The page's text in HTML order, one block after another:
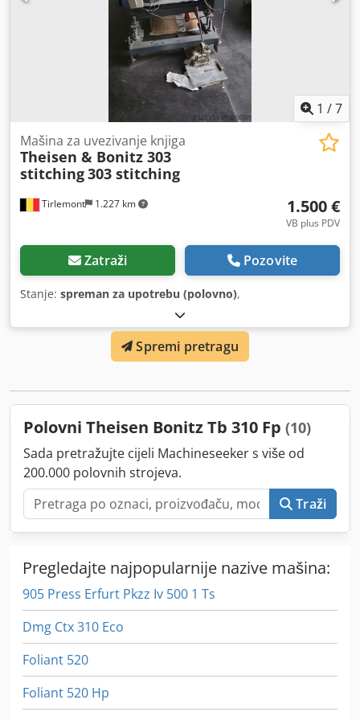
1 /7
Tirlemont 1.227 km
Mašina za uvezivanje knjiga
Theisen & Bonitz 303
stitching303 stitching
1.500 €
VB plus PDV
Zatraži Pozovite
Stanje: spreman za upotrebu (polovno),
Spremi pretragu
Polovni Theisen Bonitz Tb 310 Fp (10)
Sada pretražujte cijeli Machineseeker s više od
200.000 polovnih strojeva.
Traži
Pregledajte najpopularnije nazive mašina:
905 Press Erfurt Pkzz Iv 500 1 Ts
Dmg Ctx 310 Eco
Foliant 520
Foliant 520 Hp